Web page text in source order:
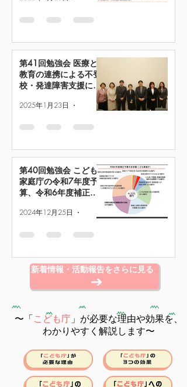
第41回勉強会 医療と
教育の連携による不登
校・発達障害支援につ
2025年1月23日 読了時間: 2分
第40回勉強会 こども
家庭庁の令和7年度予
算、令和6年度補正予
2024年12月25日 読了時間: 2分
新着情報・活動報告をさらに見る
〜「 こども庁」が必要な理由や効果を、
わかりやすく解説します〜